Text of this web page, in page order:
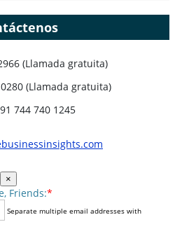
(Llamada gratuita)
(Llamada gratuita)
744 740 1245
×
Friends:*
Separate multiple email addresses with